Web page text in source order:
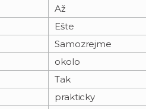
Až
Ešte
Samozrejme
okolo
Tak
prakticky